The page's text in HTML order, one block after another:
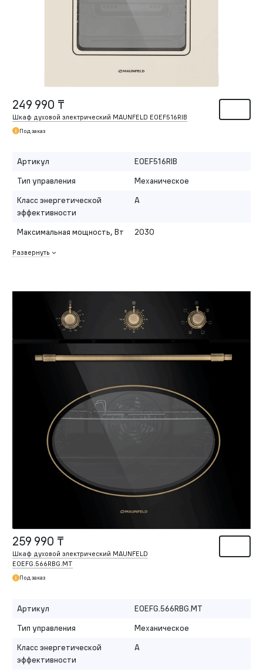
249 990 ₸
Шкаф духовой электрический MAUNFELD EOEF516RIB
Под заказ
Артикул
EOEF516RIB
Тип управления
Механическое
Класс энергетической
эффективности
A
Максимальная мощность, Вт 2030
Развернуть
259 990 ₸
Шкаф духовой электрический MAUNFELD
EOEFG.566RBG.MT
Под заказ
Артикул
EOEFG.566RBG.MT
Тип управления
Механическое
Класс энергетической
эффективности
A